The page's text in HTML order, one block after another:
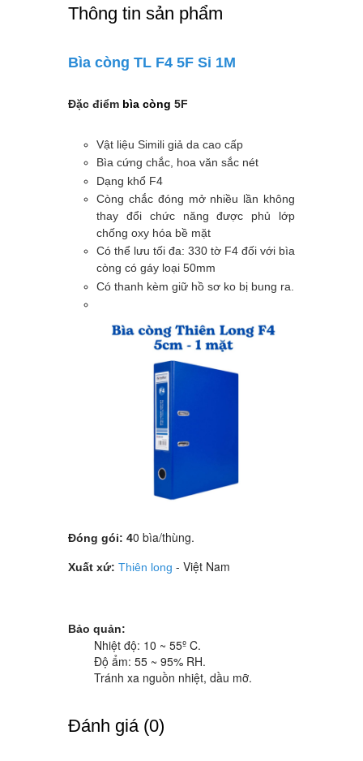
Thông tin sản phẩm
Bìa còng TL F4 5F Si 1M
Đặc điểm bìa còng 5F
Vật liệu Simili giả da cao cấp
Bìa cứng chắc, hoa văn sắc nét
Dạng khổ F4
Còng chắc đóng mở nhiều lần không
thay đổi chức năng được phủ lớp
chống oxy hóa bề mặt
Có thể lưu tối đa: 330 tờ F4 đối với bìa
còng có gáy loại 50mm
Có thanh kèm giữ hồ sơ ko bị bung ra.
Đóng gói: 40 bìa/thùng.
Xuất xứ: Thiên long - Việt Nam
Bảo quản:
Nhiệt độ: 10 ~ 55º C.
Độ ẩm: 55 ~ 95% RH.
Tránh xa nguồn nhiệt, dầu mỡ.
Ðánh giá (0)